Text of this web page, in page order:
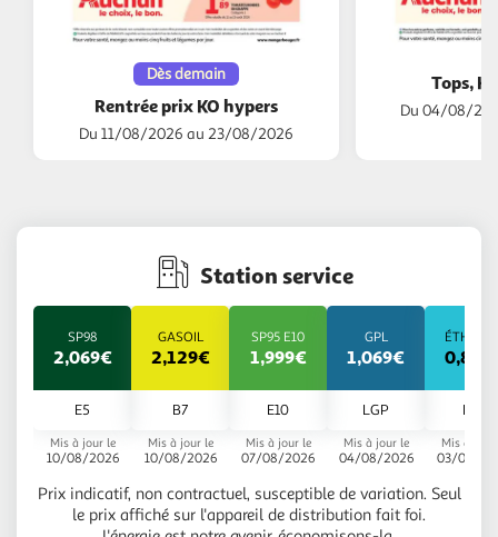
Dès demain
Rentrée prix KO hypers
Du 11/08/2026 au 23/08/2026
Tops,
Du 04/08/
Station service
SP98
2,069€
E5
Mis à jour le
10/08/2026
GASOIL
2,129€
B7
Mis à jour le
10/08/2026
SP95 E10
1,999€
E10
Mis à jour le
07/08/2026
GPL
1,069€
LGP
Mis à jour le
04/08/2026
E85
Mis à jour
03/08/
Prix indicatif, non contractuel, susceptible de variation. Seul
le prix affiché sur l'appareil de distribution fait foi.